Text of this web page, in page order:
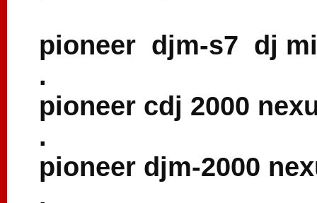
pioneer djm-s7 dj
.
pioneer cdj 2000
.
pioneer djm-2000